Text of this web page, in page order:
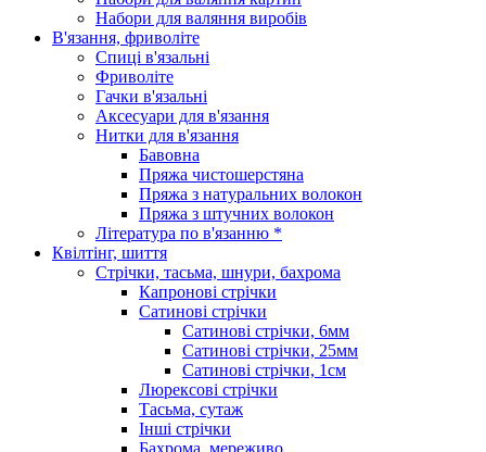
Набори для валяння виробів
В'язання, фриволіте
Спиці в'язальні
Фриволіте
Гачки в'язальні
Аксесуари для в'язання
Нитки для в'язання
Бавовна
Пряжа чистошерстяна
Пряжа з натуральних волокон
Пряжа з штучних волокон
Література по в'язанню *
Квілтінг, шиття
Стрічки, тасьма, шнури, бахрома
Капронові стрічки
Сатинові стрічки
Сатинові стрічки, 6мм
Сатинові стрічки, 25мм
Сатинові стрічки, 1см
Люрексові стрічки
Тасьма, сутаж
Інші стрічки
Бахрома, мереживо